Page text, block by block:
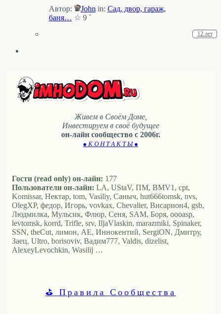
Автор: John in: Cад, двор, гараж,
баня… ☆ 9 ´
12 лет
Живем в Своём Доме,
Инвестируем в своё будущее
он-лайн сообщество с 2006г.
● К О Н Т А К Т Ы ●
Гости (read only) он-лайн: 177
Пользователи он-лайн: LA, UStaV, ПМ, BMV1, cpt,
Komissar, Нектар, tom, Vasiliy, Саныч, hut666tomsk, nvs,
OlegXP, федор, Игорь, vovkax, Chevalier, Висариoн4, gsb,
Людмилка, Мульсик, Флюр, Сеня, SAM, Боря, oooasp,
levtomsk, korrd, Trifle, srv, IljaVlaskin, marazmiki, Spinaker,
SSN, theCut, лимон, АЕ, Иннокентий, SergiON, Дмитру,
Заец, Ultro, borisoviv, Вадим777, Valdis, dizelist,
AlexeyLevochkin, Wasilij …
⛳ Правила Сообщества